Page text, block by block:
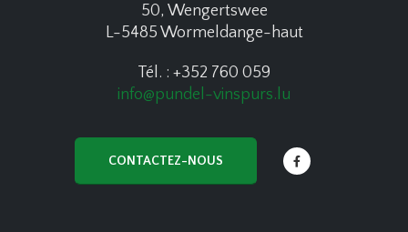
50, Wengertswee
L-5485 Wormeldange-haut
Tél. : +352 760 059
info@pundel-vinspurs.lu
CONTACTEZ-NOUS